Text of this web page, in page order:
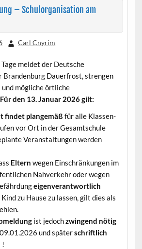
– Schulorganisation am
Carl Cnyrim
meldet der Deutsche
Dauerfrost, strengen
und mögliche örtliche
Für den 13. Januar 2026 gilt:
findet plangemäß für alle Klassen-
vor Ort in der Gesamtschule
Veranstaltungen werden
Eltern wegen Einschränkungen im
Nahverkehr oder wegen
eigenverantwortlich
Kind zu Hause zu lassen, gilt dies als
ist jedochzwingend nötig
und späterschriftlich
!